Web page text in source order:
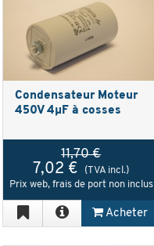
Condensateur Moteur
450V 4µF à cosses
11,70 €
7,02 €
(TVA incl.)
Prix web, frais de port non inclus
Acheter